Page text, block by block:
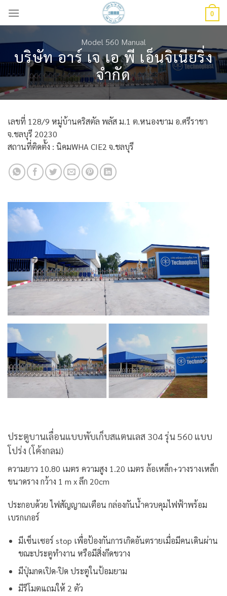
0
Model 560 Manual
บริษัท อาร์ เจ เอ พี เอ็นจิเนียริ่ง
จำกัด
เลขที่ 128/9 หมู่บ้านคริสตัล พลัส ม.1 ต.หนองขาม อ.ศรีราชา
จ.ชลบุรี 20230
สถานที่ติดตั้ง : นิคมWHA CIE2 จ.ชลบุรี
ประตูบานเลื่อนแบบพับเก็บสแตนเลส 304 รุ่น 560 แบบ
โปร่ง (โค้งกลม)
ความยาว 10.80 เมตร ความสูง 1.20 เมตร ล้อเหล็ก+วางรางเหล็ก
ขนาดราง กว้าง 1 m x ลึก 20cm
ประกอบด้วย ไฟสัญญาณเตือน กล่องกันน้ำควบคุมไฟฟ้าพร้อม
เบรกเกอร์
มีเซ็นเซอร์ stop เพื่อป้องกันการเกิดอันตรายเมื่อมีคนเดินผ่าน
ขณะประตูทำงาน หรือมีสิ่งกีดขวาง
มีปุ่มกดเปิด-ปิด ประตูในป้อมยาม
มีรีโมตแถมให้ 2 ตัว